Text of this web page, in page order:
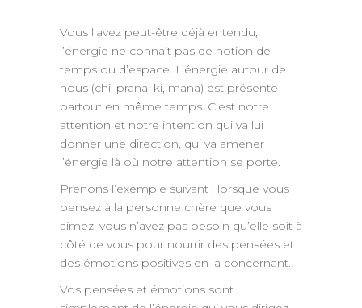
Vous l’avez peut-être déjà entendu,
l’énergie ne connait pas de notion de
temps ou d’espace. L’énergie autour de
nous (chi, prana, ki, mana) est présente
partout en même temps. C’est notre
attention et notre intention qui va lui
donner une direction, qui va amener
l’énergie là où notre attention se porte.
Prenons l’exemple suivant : lorsque vous
pensez à la personne chère que vous
aimez, vous n’avez pas besoin qu’elle soit à
côté de vous pour nourrir des pensées et
des émotions positives en la concernant.
Vos pensées et émotions sont